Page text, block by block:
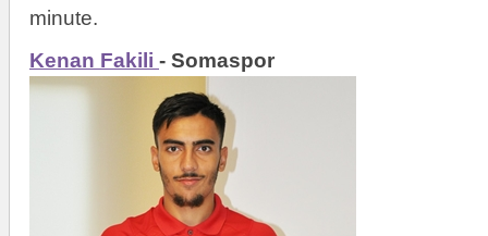
minute.
Kenan Fakili - Somaspor